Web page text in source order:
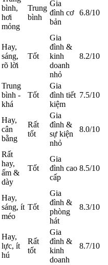
bình,
hơi
mỏng
Trung
bình
Gia
đình cơ
bản
6.8/10
Hay,
sáng,
rõ lời
Tốt
Gia
đình &
kinh
doanh
nhỏ
8.2/10
Trung
bình -
khá
Tốt
Gia
đình tiết
kiệm
7.5/10
Hay,
cân
bằng
Rất
tốt
Gia
đình &
sự kiện
nhỏ
8.0/10
Rất
hay,
ấm &
dày
Tốt
Gia
đình cao
cấp
8.5/10
Hay,
sáng, ít
méo
Tốt
Gia
đình &
phòng
hát
8.3/10
Hay,
lực, ít
hú
Rất
tốt
Gia
đình &
kinh
doanh
8.7/10